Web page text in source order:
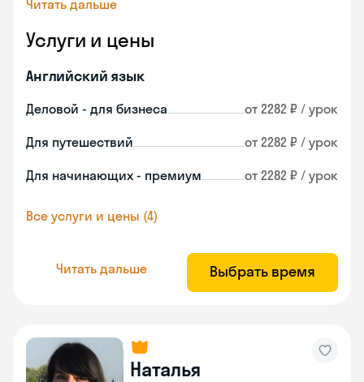
Читать дальше
Услуги и цены
Английский язык
Деловой - для бизнеса от 2282 ₽ / урок
Для путешествий от 2282 ₽ / урок
Для начинающих - премиум от 2282 ₽ / урок
Все услуги и цены (4)
Читать дальше Выбрать время
Наталья